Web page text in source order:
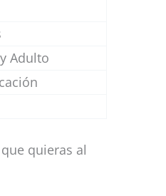
Adulto
quieras al